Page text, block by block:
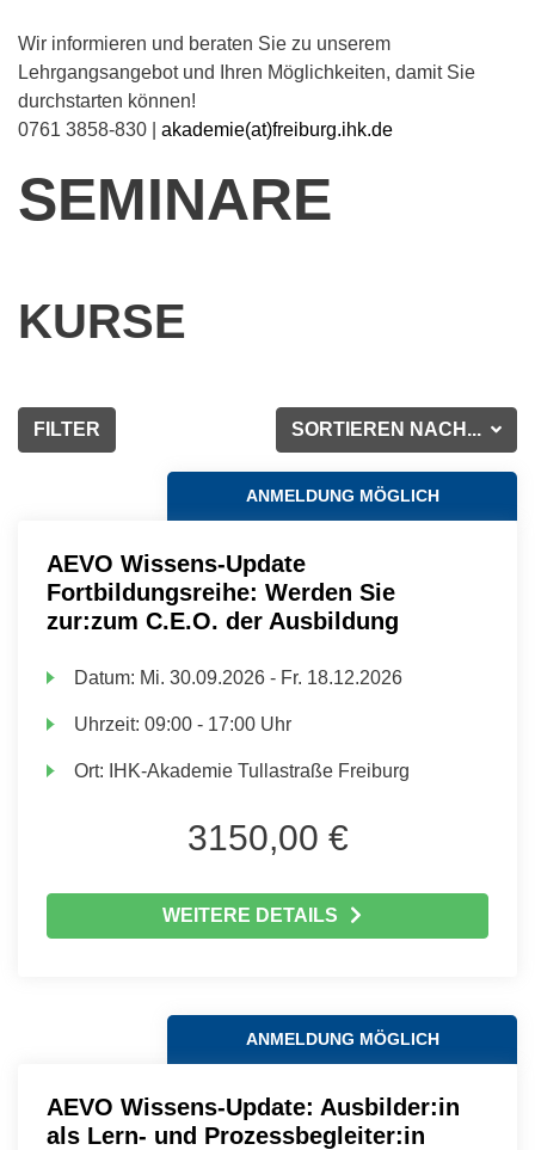
Wir informieren und beraten Sie zu unserem
Lehrgangsangebot und Ihren Möglichkeiten, damit Sie
durchstarten können!
0761 3858-830 | akademie(at)freiburg.ihk.de
SEMINARE
KURSE
SORTIEREN NACH...
FILTER
ANMELDUNG MÖGLICH
AEVO Wissens-Update
Fortbildungsreihe: Werden Sie
zur:zum C.E.O. der Ausbildung
Datum: Mi. 30.09.2026 - Fr. 18.12.2026
Uhrzeit:09:00 - 17:00 Uhr
Ort: IHK-Akademie Tullastraße Freiburg
3150,00 €
WEITERE DETAILS
ANMELDUNG MÖGLICH
AEVO Wissens-Update: Ausbilder:in
als Lern- und Prozessbegleiter:in